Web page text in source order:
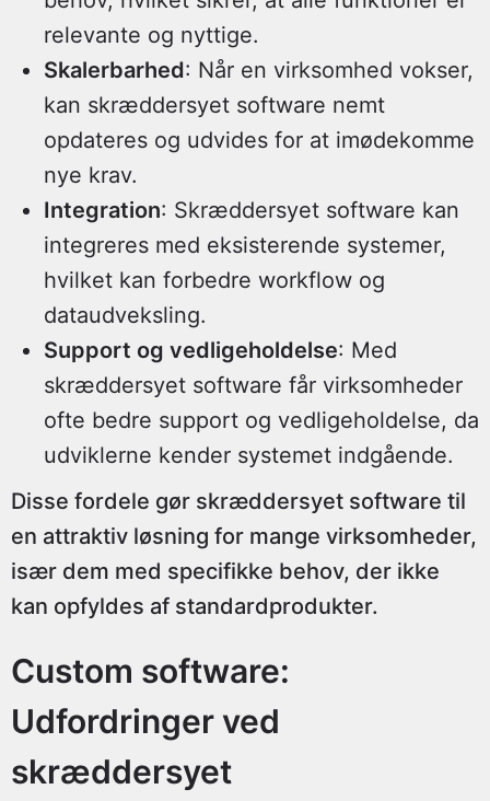
relevante og nyttige.
Skalerbarhed: Når en virksomhed vokser,
kan skræddersyet software nemt
opdateres og udvides for at imødekomme
nye krav.
Integration: Skræddersyet software kan
integreres med eksisterende systemer,
hvilket kan forbedre workflow og
dataudveksling.
Support og vedligeholdelse: Med
skræddersyet software får virksomheder
ofte bedre support og vedligeholdelse, da
udviklerne kender systemet indgående.
Disse fordele gør skræddersyet software til
en attraktiv løsning for mange virksomheder,
især dem med specifikke behov, der ikke
kan opfyldes af standardprodukter.
Custom software:
Udfordringer ved
skræddersyet